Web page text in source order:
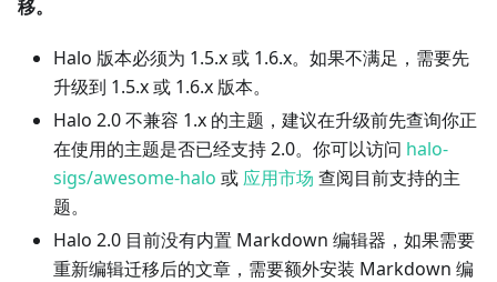
移。
Halo 版本必须为 1.5.x 或 1.6.x。如果不满足，需要先
升级到 1.5.x 或 1.6.x 版本。
Halo 2.0 不兼容 1.x 的主题，建议在升级前先查询你正
在使用的主题是否已经支持 2.0。你可以访问 halo-
sigs/awesome-halo 或 应用市场 查阅目前支持的主
题。
Halo 2.0 目前没有内置 Markdown 编辑器，如果需要
重新编辑迁移后的文章，需要额外安装 Markdown 编